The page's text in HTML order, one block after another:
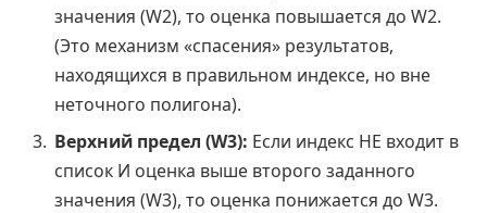
значения (W2), то оценка повышается до W2.
(Это механизм «спасения» результатов,
находящихся в правильном индексе, но вне
неточного полигона).
Верхний предел (W3): Если индекс НЕ входит в
список И оценка выше второго заданного
значения (W3), то оценка понижается до W3.